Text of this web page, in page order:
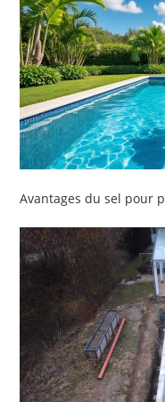
Avantages du sel pour